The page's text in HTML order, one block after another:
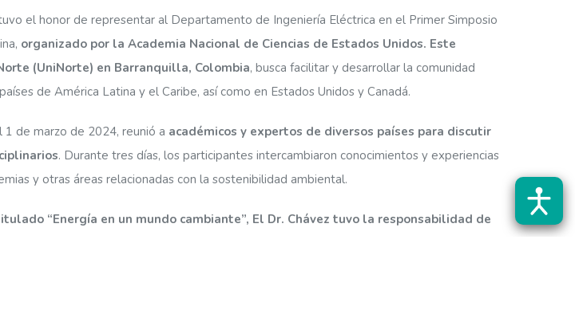
el honor de representar al Departamento de Ingeniería Eléctrica en el Primer Simposio
organizado por la Academia Nacional de Ciencias de Estados Unidos. Este
(UniNorte) en Barranquilla, Colombia, busca facilitar y desarrollar la comunidad
de América Latina y el Caribe, así como en Estados Unidos y Canadá.
de marzo de 2024, reunió a académicos y expertos de diversos países para discutir
. Durante tres días, los participantes intercambiaron conocimientos y experiencias
y otras áreas relacionadas con la sostenibilidad ambiental.
“Energía en un mundo cambiante”, El Dr. Chávez tuvo la responsabilidad de